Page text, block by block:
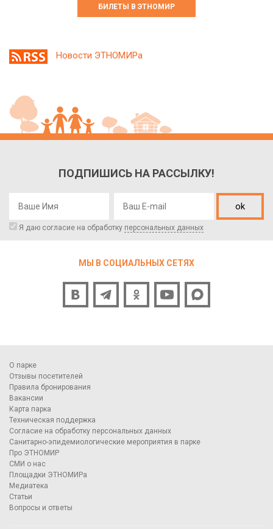
БИЛЕТЫ В ЭТНОМИР
Новости ЭТНОМИРа
ПОДПИШИСЬ НА РАССЫЛКУ!
ok
Я даю согласие на обработку персональных данных
МЫ В СОЦИАЛЬНЫХ СЕТЯХ
О парке
Отзывы посетителей
Правила бронирования
Вакансии
Карта парка
Техническая поддержка
Согласие на обработку персональных данных
Санитарно-эпидемиологические мероприятия в парке
Про ЭТНОМИР
СМИ о нас
Площадки ЭТНОМИРа
Медиатека
Статьи
Вопросы и ответы